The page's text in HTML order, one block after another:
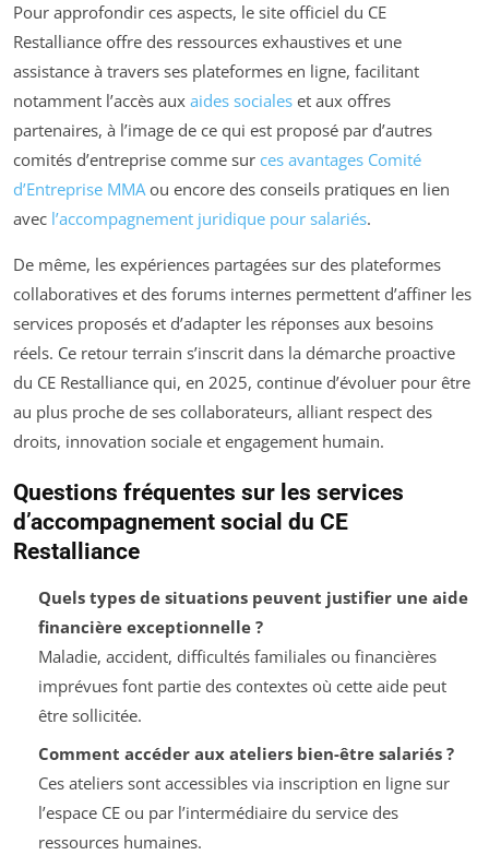
Pour approfondir ces aspects, le site officiel du CE
Restalliance offre des ressources exhaustives et une
assistance à travers ses plateformes en ligne, facilitant
notamment l’accès aux aides sociales et aux offres
partenaires, à l’image de ce qui est proposé par d’autres
comités d’entreprise comme sur ces avantages Comité
d’Entreprise MMAou encore des conseils pratiques en lien
avec l’accompagnement juridique pour salariés.
De même, les expériences partagées sur des plateformes
collaboratives et des forums internes permettent d’affiner les
services proposés et d’adapter les réponses aux besoins
réels. Ce retour terrain s’inscrit dans la démarche proactive
du CE Restalliance qui, en 2025, continue d’évoluer pour être
au plus proche de ses collaborateurs, alliant respect des
droits, innovation sociale et engagement humain.
Questions fréquentes sur les services
d’accompagnement social du CE
Restalliance
Quels types de situations peuvent justifier une aide
financière exceptionnelle ?
Maladie, accident, difficultés familiales ou financières
imprévues font partie des contextes où cette aide peut
être sollicitée.
Comment accéder aux ateliers bien-être salariés ?
Ces ateliers sont accessibles via inscription en ligne sur
l’espace CE ou par l’intermédiaire du service des
ressources humaines.